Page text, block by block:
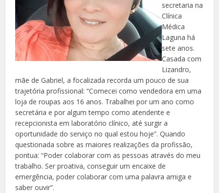
secretaria na
Clínica
Médica
Laguna há
sete anos.
Casada com
Lizandro,
mãe de Gabriel, a focalizada recorda um pouco de sua
trajetória profissional: “Comecei como vendedora em uma
loja de roupas aos 16 anos. Trabalhei por um ano como
secretária e por algum tempo como atendente e
recepcionista em laboratório clínico, até surgir a
oportunidade do serviço no qual estou hoje”. Quando
questionada sobre as maiores realizações da profissão,
pontua: “Poder colaborar com as pessoas através do meu
trabalho. Ser proativa, conseguir um encaixe de
emergência, poder colaborar com uma palavra amiga e
saber ouvir”.